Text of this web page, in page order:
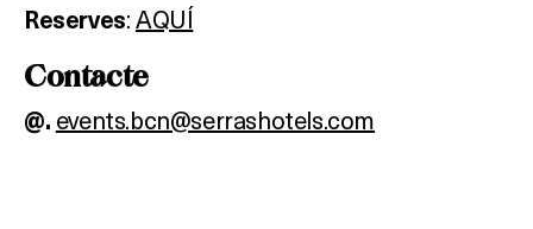
Reserves:AQUÍ
Contacte
@. events.bcn@serrashotels.com